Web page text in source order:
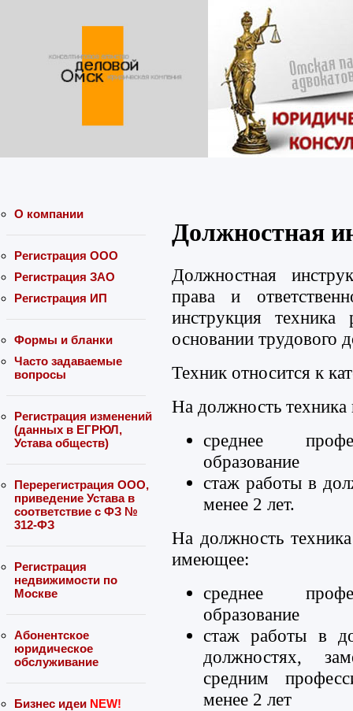
О компании
Регистрация ООО
Регистрация ЗАО
Регистрация ИП
Формы и бланки
Часто задаваемые
вопросы
Регистрация изменений
(данных в ЕГРЮЛ,
Устава обществ)
Перерегистрация ООО,
приведение Устава в
соответствие с ФЗ №
312-ФЗ
Регистрация
недвижимости по
Москве
Абонентское
юридическое
обслуживание
Бизнес идеи NEW!
Должностная
Должностная
права и
инструкция техника
основании трудового
Техник относится к
На должность
среднее
образование
стаж работы в
менее 2 лет.
На должность
имеющее:
среднее
образование
стаж работы в
должностях,
средним
менее 2 лет